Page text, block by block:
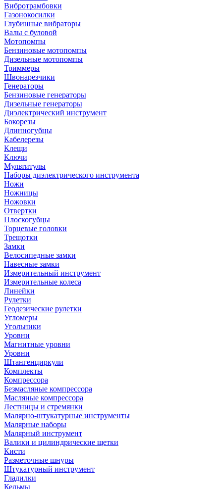
Вибротрамбовки
Газонокосилки
Глубинные вибраторы
Валы с буловой
Мотопомпы
Бензиновые мотопомпы
Дизельные мотопомпы
Триммеры
Швонарезчики
Генераторы
Бензиновые генераторы
Дизельные генераторы
Диэлектрический инструмент
Бокорезы
Длинногубцы
Кабелерезы
Клещи
Ключи
Мультитулы
Наборы диэлектрического инструмента
Ножи
Ножницы
Ножовки
Отвертки
Плоскогубцы
Торцевые головки
Трещотки
Замки
Велосипедные замки
Навесные замки
Измерительный инструмент
Измерительные колеса
Линейки
Рулетки
Геодезические рулетки
Угломеры
Угольники
Уровни
Магнитные уровни
Уровни
Штангенциркули
Комплекты
Компрессора
Безмасляные компрессора
Масляные компрессора
Лестницы и стремянки
Малярно-штукатурные инструменты
Малярные наборы
Малярный инструмент
Валики и цилиндрические щетки
Кисти
Разметочные шнуры
Штукатурный инструмент
Гладилки
Кельмы